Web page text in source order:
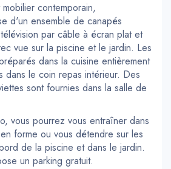
contemporain,
d'un ensemble de canapés
par câble à écran plat et
vue sur la piscine et le jardin. Les
dans la cuisine entièrement
dans le coin repas intérieur. Des
sont fournies dans la salle de
vous pourrez vous entraîner dans
forme ou vous détendre sur les
de la piscine et dans le jardin.
un parking gratuit.